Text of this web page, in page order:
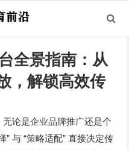
全景指南：从
，解锁高效传
无论是企业品牌推广还是个
”与“策略适配”直接决定传